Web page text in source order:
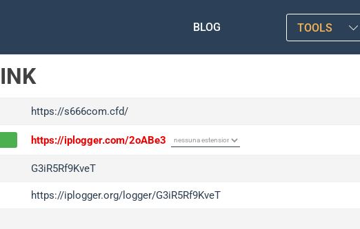
BLOG TOOLS
https://s666com.cfd/
https://iplogger.com/2oABe3
G3iR5Rf9KveT
https://iplogger.org/logger/G3iR5Rf9KveT